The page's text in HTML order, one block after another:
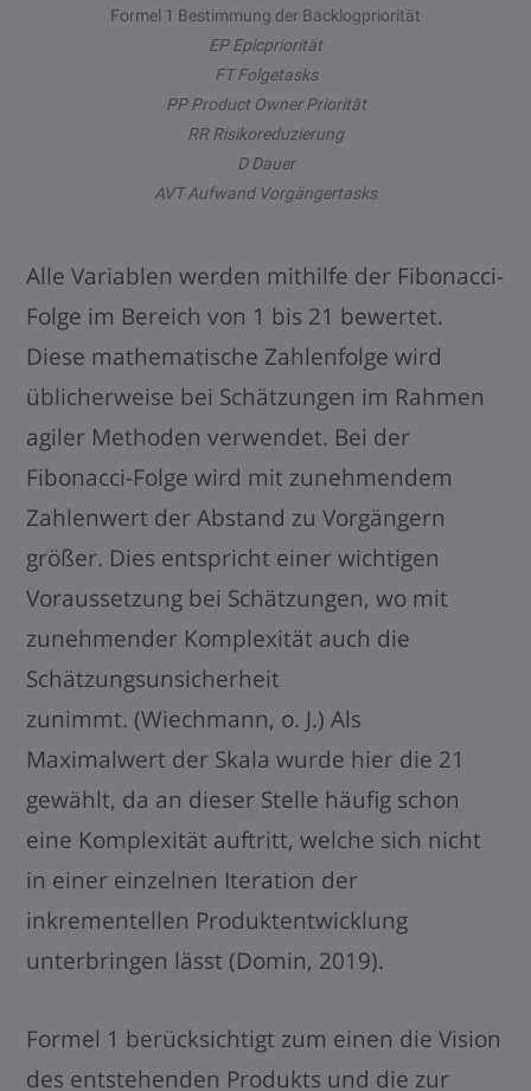
Formel 1 Bestimmung der Backlogpriorität
EP Epicpriorität
FT Folgetasks
PP Product Owner Priorität
RR Risikoreduzierung
D Dauer
AVT Aufwand Vorgängertasks
Alle Variablen werden mithilfe der Fibonacci-
Folge im Bereich von 1 bis 21 bewertet.
Diese mathematische Zahlenfolge wird
üblicherweise bei Schätzungen im Rahmen
agiler Methoden verwendet. Bei der
Fibonacci-Folge wird mit zunehmendem
Zahlenwert der Abstand zu Vorgängern
größer. Dies entspricht einer wichtigen
Voraussetzung bei Schätzungen, wo mit
zunehmender Komplexität auch die
Schätzungsunsicherheit
zunimmt. (Wiechmann, o. J.) Als
Maximalwert der Skala wurde hier die 21
gewählt, da an dieser Stelle häufig schon
eine Komplexität auftritt, welche sich nicht
in einer einzelnen Iteration der
inkrementellen Produktentwicklung
unterbringen lässt (Domin, 2019).
Formel 1 berücksichtigt zum einen die Vision
des entstehenden Produkts und die zur